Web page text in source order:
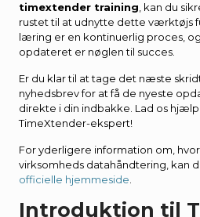
timextender training , kan du
rustet til at udnytte dette værktøjs
læring er en kontinuerlig proces,
opdateret er nøglen til succes.
Er du klar til at tage det næste
nyhedsbrev for at få de nyeste
direkte i din indbakke. Lad os
TimeXtender-ekspert!
For yderligere information om,
virksomheds datahåndtering, kan
officielle hjemmeside
Introduktion til